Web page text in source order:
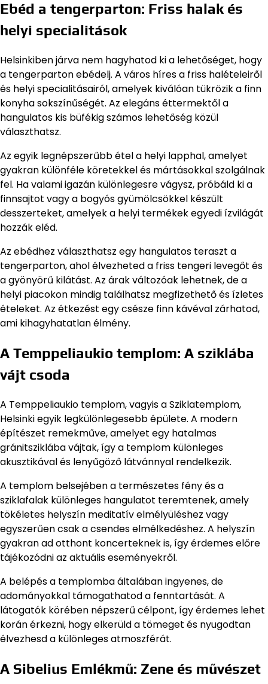
Ebéd a tengerparton: Friss halak és
helyi specialitások
Helsinkiben járva nem hagyhatod ki a lehetőséget, hogy
a tengerparton ebédelj. A város híres a friss halételeiről
és helyi specialitásairól, amelyek kiválóan tükrözik a finn
konyha sokszínűségét. Az elegáns éttermektől a
hangulatos kis büfékig számos lehetőség közül
választhatsz.
Az egyik legnépszerűbb étel a helyi lapphal, amelyet
gyakran különféle köretekkel és mártásokkal szolgálnak
fel. Ha valami igazán különlegesre vágysz, próbáld ki a
finnsajtot vagy a bogyós gyümölcsökkel készült
desszerteket, amelyek a helyi termékek egyedi ízvilágát
hozzák eléd.
Az ebédhez választhatsz egy hangulatos teraszt a
tengerparton, ahol élvezheted a friss tengeri levegőt és
a gyönyörű kilátást. Az árak változóak lehetnek, de a
helyi piacokon mindig találhatsz megfizethető és ízletes
ételeket. Az étkezést egy csésze finn kávéval zárhatod,
ami kihagyhatatlan élmény.
A Temppeliaukio templom: A sziklába
vájt csoda
A Temppeliaukio templom, vagyis a Sziklatemplom,
Helsinki egyik legkülönlegesebb épülete. A modern
építészet remekműve, amelyet egy hatalmas
gránitsziklába vájtak, így a templom különleges
akusztikával és lenyűgöző látvánnyal rendelkezik.
A templom belsejében a természetes fény és a
sziklafalak különleges hangulatot teremtenek, amely
tökéletes helyszín meditatív elmélyüléshez vagy
egyszerűen csak a csendes elmélkedéshez. A helyszín
gyakran ad otthont koncerteknek is, így érdemes előre
tájékozódni az aktuális eseményekről.
A belépés a templomba általában ingyenes, de
adományokkal támogathatod a fenntartását. A
látogatók körében népszerű célpont, így érdemes lehet
korán érkezni, hogy elkerüld a tömeget és nyugodtan
élvezhesd a különleges atmoszférát.
A Sibelius Emlékmű: Zene és művészet